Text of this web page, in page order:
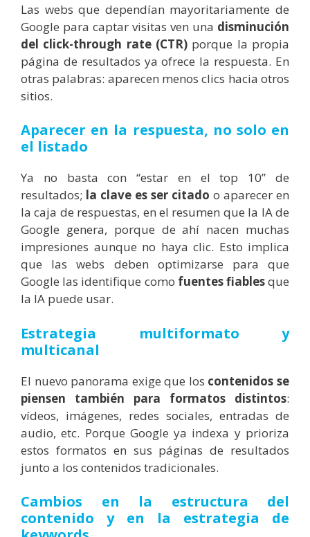
Las webs que dependían mayoritariamente de
Google para captar visitas ven una disminución
del click-through rate (CTR) porque la propia
página de resultados ya ofrece la respuesta. En
otras palabras: aparecen menos clics hacia otros
sitios.
Aparecer en la respuesta, no solo en
el listado
Ya no basta con “estar en el top 10” de
resultados; la clave es ser citado o aparecer en
la caja de respuestas, en el resumen que la IA de
Google genera, porque de ahí nacen muchas
impresiones aunque no haya clic. Esto implica
que las webs deben optimizarse para que
Google las identifique como fuentes fiablesque
la IA puede usar.
Estrategia multiformato y
multicanal
El nuevo panorama exige que los contenidos se
piensen también para formatos distintos:
vídeos, imágenes, redes sociales, entradas de
audio, etc. Porque Google ya indexa y prioriza
estos formatos en sus páginas de resultados
junto a los contenidos tradicionales.
Cambios en la estructura del
contenido y en la estrategia de